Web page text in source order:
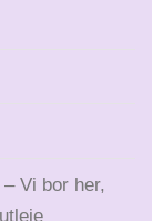
Vi bor her,